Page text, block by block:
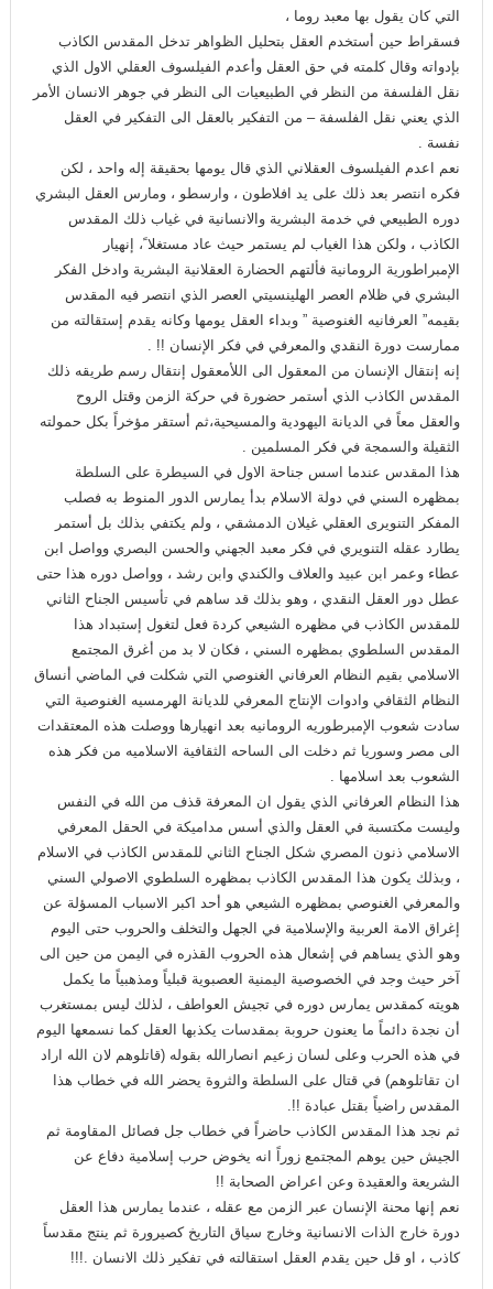
التي كان يقول بها معبد روما ،
فسقراط حين أستخدم العقل بتحليل الظواهر تدخل المقدس الكاذب
بإدواته وقال كلمته في حق العقل وأعدم الفيلسوف العقلي الاول الذي
نقل الفلسفة من النظر في الطبيعيات الى النظر في جوهر الانسان الأمر
الذي يعني نقل الفلسفة – من التفكير بالعقل الى التفكير في العقل
نفسة .
نعم اعدم الفيلسوف العقلاني الذي قال يومها بحقيقة إله واحد ، لكن
فكره انتصر بعد ذلك على يد افلاطون ، وارسطو ، ومارس العقل البشري
دوره الطبيعي في خدمة البشرية والانسانية في غياب ذلك المقدس
الكاذب ، ولكن هذا الغياب لم يستمر حيث عاد مستغلا ً، إنهيار
الإمبراطورية الرومانية فألتهم الحضارة العقلانية البشرية وادخل الفكر
البشري في ظلام العصر الهلينسيتي العصر الذي انتصر فيه المقدس
بقيمه” العرفانيه الغنوصية ” وبداء العقل يومها وكانه يقدم إستقالته من
ممارست دورة النقدي والمعرفي في فكر الإنسان !! .
إنه إنتقال الإنسان من المعقول الى اللأمعقول إنتقال رسم طريقه ذلك
المقدس الكاذب الذي أستمر حضورة في حركة الزمن وقتل الروح
والعقل معاً في الديانة اليهودية والمسيحية،ثم أستقر مؤخراً بكل حمولته
الثقيلة والسمجة في فكر المسلمين .
هذا المقدس عندما اسس جناحة الاول في السيطرة على السلطة
بمظهره السني في دولة الاسلام بدأ يمارس الدور المنوط به فصلب
المفكر التنويرى العقلي غيلان الدمشقي ، ولم يكتفي بذلك بل أستمر
يطارد عقله التنويري في فكر معبد الجهني والحسن البصري وواصل ابن
عطاء وعمر ابن عبيد والعلاف والكندي وابن رشد ، وواصل دوره هذا حتى
عطل دور العقل النقدي ، وهو بذلك قد ساهم في تأسيس الجناح الثاني
للمقدس الكاذب في مظهره الشيعي كردة فعل لتغول إستبداد هذا
المقدس السلطوي بمظهره السني ، فكان لا بد من أغرق المجتمع
الاسلامي بقيم النظام العرفاني الغنوصي التي شكلت في الماضي أنساق
النظام الثقافي وادوات الإنتاج المعرفي للديانة الهرمسيه الغنوصية التي
سادت شعوب الإمبرطوريه الرومانيه بعد انهيارها ووصلت هذه المعتقدات
الى مصر وسوريا ثم دخلت الى الساحه الثقافية الاسلاميه من فكر هذه
الشعوب بعد اسلامها .
هذا النظام العرفاني الذي يقول ان المعرفة قذف من الله في النفس
وليست مكتسبة في العقل والذي أسس مداميكة في الحقل المعرفي
الاسلامي ذنون المصري شكل الجناح الثاني للمقدس الكاذب في الاسلام
، وبذلك يكون هذا المقدس الكاذب بمظهره السلطوي الاصولي السني
والمعرفي الغنوصي بمظهره الشيعي هو أحد اكبر الاسباب المسؤلة عن
إغراق الامة العربية والإسلامية في الجهل والتخلف والحروب حتى اليوم
وهو الذي يساهم في إشعال هذه الحروب القذره في اليمن من حين الى
آخر حيث وجد في الخصوصية اليمنية العصبوية قبلياً ومذهبياً ما يكمل
هويته كمقدس يمارس دوره في تجيش العواطف ، لذلك ليس بمستغرب
أن نجدة دائماً ما يعنون حروبة بمقدسات يكذبها العقل كما نسمعها اليوم
في هذه الحرب وعلى لسان زعيم انصارالله بقوله (قاتلوهم لان الله اراد
ان تقاتلوهم) في قتال على السلطة والثروة يحضر الله في خطاب هذا
المقدس راضياً بقتل عبادة !!.
ثم نجد هذا المقدس الكاذب حاضراً في خطاب جل فصائل المقاومة ثم
الجيش حين يوهم المجتمع زوراً انه يخوض حرب إسلامية دفاع عن
الشريعة والعقيدة وعن اعراض الصحابة !!
نعم إنها محنة الإنسان عبر الزمن مع عقله ، عندما يمارس هذا العقل
دورة خارج الذات الانسانية وخارج سياق التاريخ كصيرورة ثم ينتج مقدساً
كاذب ، او قل حين يقدم العقل استقالته في تفكير ذلك الانسان .!!!